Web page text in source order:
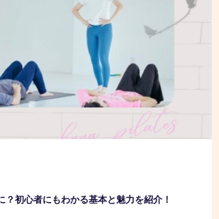
？初心者にもわかる基本と魅力を紹介！